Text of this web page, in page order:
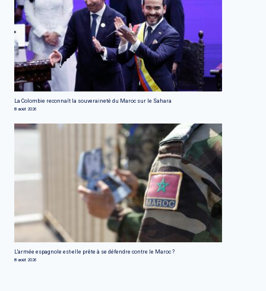
La Colombie reconnaît la souveraineté du Maroc sur le Sahara
8 août 2026
L'armée espagnole est-elle prête à se défendre contre le Maroc ?
8 août 2026